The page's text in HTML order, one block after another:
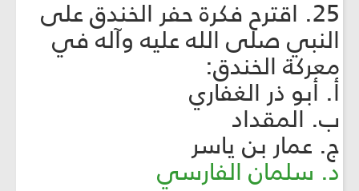
25. اقترح فكرة حفر الخندق على
النبي صلى الله عليه وآله في
معركة الخندق:
أ. أبو ذر الغفاري
ب. المقداد
ج. عمار بن ياسر
د. سلمان الفارسي